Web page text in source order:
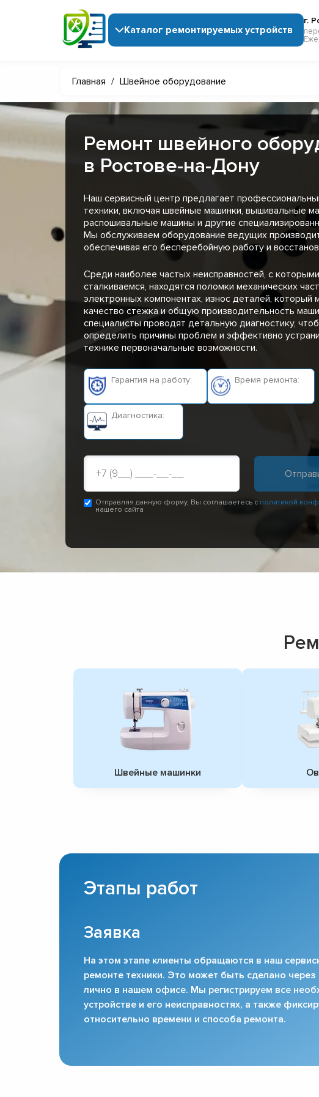
Каталог ремонтируемых устройств
г.
Главная / Швейное оборудование
Ремонт швейного
в Ростове-на-Дону
Наш сервисный центр предлагает
техники, включая швейные машинки, вышивальные
распошивальные машины и другие
Мы обслуживаем оборудование ведущих
обеспечивая его бесперебойную работу и
Среди наиболее частых неисправностей, с
сталкиваемся, находятся поломки механических
электронных компонентах, износ деталей, который
качество стежка и общую производительность
специалисты проводят детальную диагностику,
определить причины проблем и эффективно
технике первоначальные возможности.
Гарантия на работу: Время ремонта:
Диагностика:
Отправляя данную форму, Вы соглашаетесь с политикой
нашего сайта
Швейные машинки
Этапы работ
Заявка
На этом этапе клиенты обращаются в наш
ремонте техники. Это может быть сделано
лично в нашем офисе. Мы регистрируем все
устройстве и его неисправностях, а также
относительно времени и способа ремонта.